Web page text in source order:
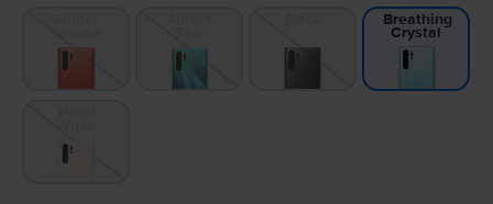
Breathing
Crystal